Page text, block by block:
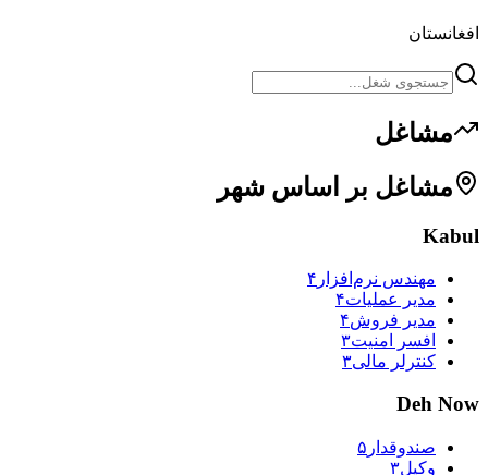
افغانستان
مشاغل
مشاغل بر اساس شهر
Kabul
مهندس نرم‌افزار ۴
مدیر عملیات۴
مدیر فروش۴
افسر امنیت۳
کنترلر مالی۳
Deh Now
صندوقدار ۵
وکیل۳